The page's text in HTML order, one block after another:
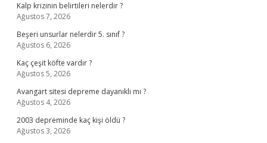
Kalp krizinin belirtileri nelerdir ?
Ağustos 7, 2026
Beşeri unsurlar nelerdir 5. sınıf ?
Ağustos 6, 2026
Kaç çeşit köfte vardır ?
Ağustos 5, 2026
Avangart sitesi depreme dayanıklı mı ?
Ağustos 4, 2026
2003 depreminde kaç kişi öldü ?
Ağustos 3, 2026